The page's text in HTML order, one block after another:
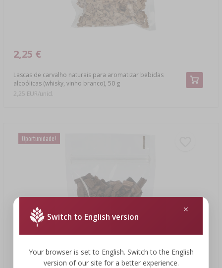
Lascas de carvalho naturais para aromatizar bebidas
alcoólicas (whisky, vinho branco), 50 g
2,25 €
2,25 EUR/unid.
Oportunidade!
Switch to English version
Your browser is set to English. Switch to the English
version of our site for a better experience.